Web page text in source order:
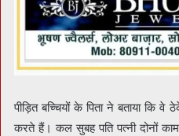
पीड़ित बच्चियों के पिता ने बताया कि
करते हैं। कल सुबह पति पत्नी दोनों